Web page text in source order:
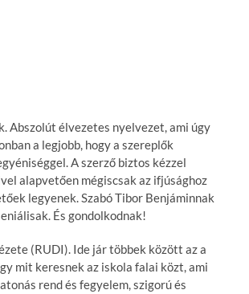
Abszolút élvezetes nyelvezet, ami úgy
a legjobb, hogy a szereplők
A szerző biztos kézzel
alapvetően mégiscsak az ifjúsághoz
legyenek. Szabó Tibor Benjáminnak
És gondolkodnak!
(RUDI). Ide jár többek között az a
mit keresnek az iskola falai közt, ami
rend és fegyelem, szigorú és